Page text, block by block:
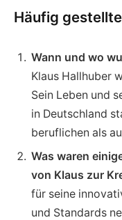
Häufig
Wann und wo
Klaus Hallhuber
Sein Leben und
in Deutschland
beruflichen als
Was waren
von Klaus zur
für seine
und Standards